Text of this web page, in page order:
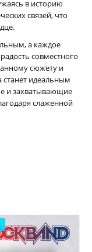
в историю
связей, что
а каждое
совместного
сюжету и
станет идеальным
и захватывающие
слаженной